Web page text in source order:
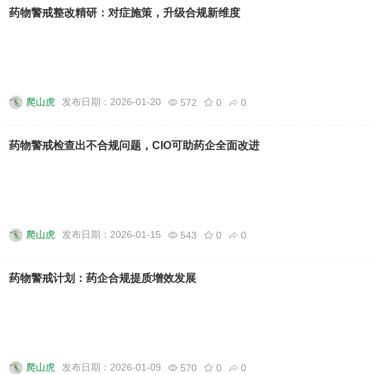
药物警戒整改精研：对症施策，升级合规新维度
爬山虎 发布日期：2026-01-20 572 0 0
药物警戒检查出不合规问题，CIO可助药企全面改进
爬山虎 发布日期：2026-01-15 543 0 0
药物警戒计划：药企合规提质增效发展
爬山虎 发布日期：2026-01-09 570 0 0